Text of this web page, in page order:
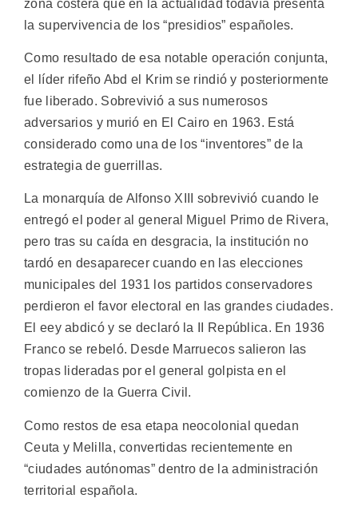
zona costera que en la actualidad todavía presenta
la supervivencia de los “presidios” españoles.
Como resultado de esa notable operación conjunta,
el líder rifeño Abd el Krim se rindió y posteriormente
fue liberado. Sobrevivió a sus numerosos
adversarios y murió en El Cairo en 1963. Está
considerado como una de los “inventores” de la
estrategia de guerrillas.
La monarquía de Alfonso XIII sobrevivió cuando le
entregó el poder al general Miguel Primo de Rivera,
pero tras su caída en desgracia, la institución no
tardó en desaparecer cuando en las elecciones
municipales del 1931 los partidos conservadores
perdieron el favor electoral en las grandes ciudades.
El eey abdicó y se declaró la II República. En 1936
Franco se rebeló. Desde Marruecos salieron las
tropas lideradas por el general golpista en el
comienzo de la Guerra Civil.
Como restos de esa etapa neocolonial quedan
Ceuta y Melilla, convertidas recientemente en
“ciudades autónomas” dentro de la administración
territorial española.